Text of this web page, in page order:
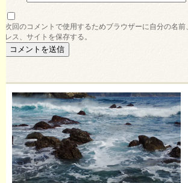
次回のコメントで使用するためブラウザーに自分の名前
レス、サイトを保存する。